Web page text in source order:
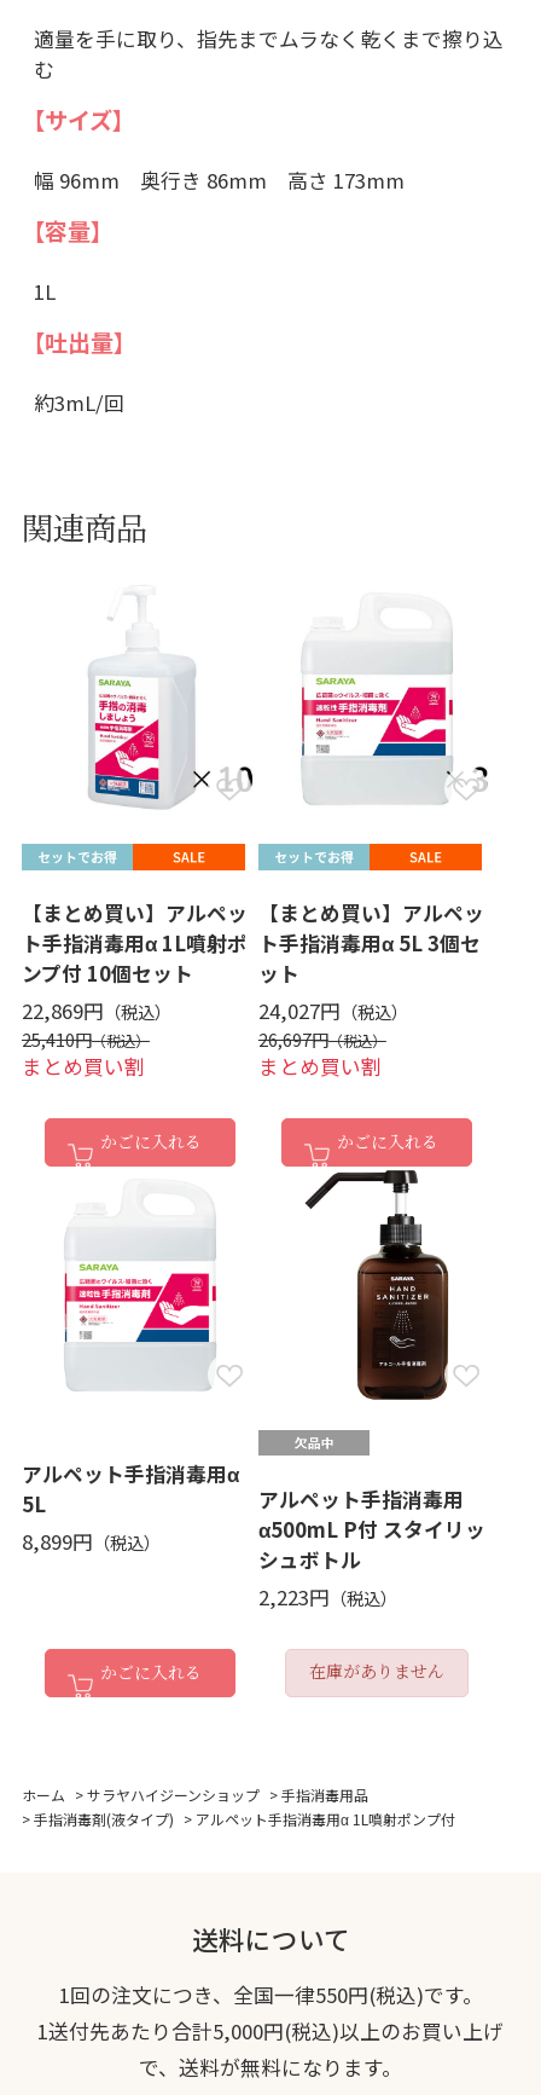
適量を手に取り、指先までムラなく乾くまで擦り込
む
【サイズ】
幅 96mm 奥行き 86mm 高さ 173mm
【容量】
1L
【吐出量】
約3mL/回
関連商品
【まとめ買い】アルペッ
ト手指消毒用α 1L噴射ポ
ンプ付 10個セット
22,869円
25,410円
まとめ買い割
かごに入れる
【まとめ買い】アルペッ
ト手指消毒用α 5L 3個セ
ット
24,027円
26,697円
まとめ買い割
かごに入れる
アルペット手指消毒用α
5L
8,899円
かごに入れる
アルペット手指消毒用
α500mL P付 スタイリッ
シュボトル
2,223円
在庫がありません
ホーム >サラヤハイジーンショップ >手指消毒用品
>手指消毒剤(液タイプ) > アルペット手指消毒用α 1L噴射ポンプ付
送料について
1回の注文につき、全国一律550円(税込)です。
1送付先あたり合計5,000円(税込)以上のお買い上げ
で、送料が無料になります。